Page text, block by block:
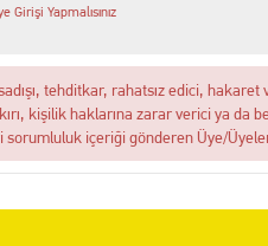
Girişi Yapmalısınız
tehditkar, rahatsız edici, hakaret
kişilik haklarına zarar verici ya da
içeriği gönderen Üye/